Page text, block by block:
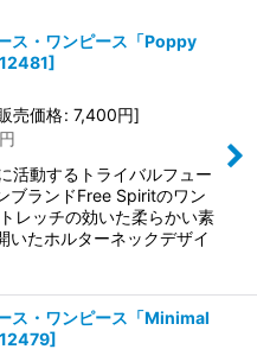
む
ス・ワンピース「Poppy
12481]
売価格: 7,400円]
円
活動するトライバルフュー
ブランドFree Spiritのワン
レッチの効いた柔らかい素
いたホルターネックデザイ
ス・ワンピース「Minimal
12479]